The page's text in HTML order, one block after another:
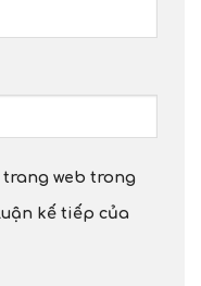
trang web trong
kế tiếp của